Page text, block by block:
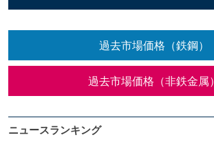
過去市場価格（鉄鋼）
過去市場価格（非鉄金属）
ニュースランキング